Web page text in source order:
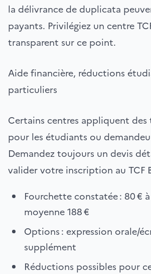
la délivrance de duplicata
payants. Privilégiez un centre
transparent sur ce point.
Aide financière, réductions
particuliers
Certains centres appliquent
pour les étudiants ou
Demandez toujours un devis
valider votre inscription au TCF
Fourchette constatée : 80 € à
moyenne 188 €
Options : expression orale/
supplément
Réductions possibles pour